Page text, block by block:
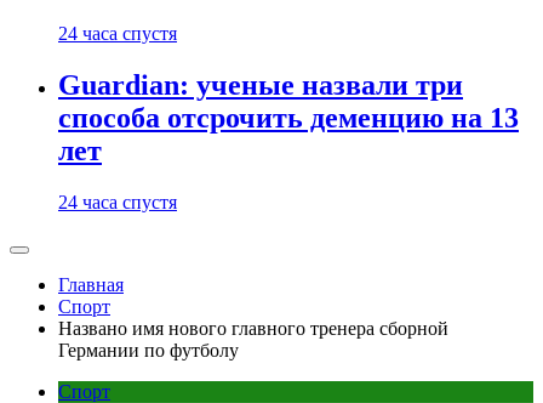
24 часа спустя
Guardian: ученые назвали три
способа отсрочить деменцию на 13
лет
24 часа спустя
Главная
Спорт
Названо имя нового главного тренера сборной
Германии по футболу
Спорт